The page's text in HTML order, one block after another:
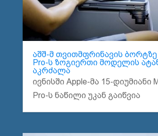
აშშ-მ თვითმფრინავის ბორტზე
Pro-ს ზოგიერთი მოდელის
აკრძალა
ივნისში Apple-მა 15-დიუმიანი
Pro-ს ნაწილი უკან გაიწვია